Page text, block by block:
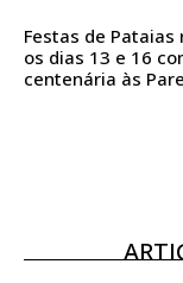
Festas de
os dias 13 e 16
centenária às